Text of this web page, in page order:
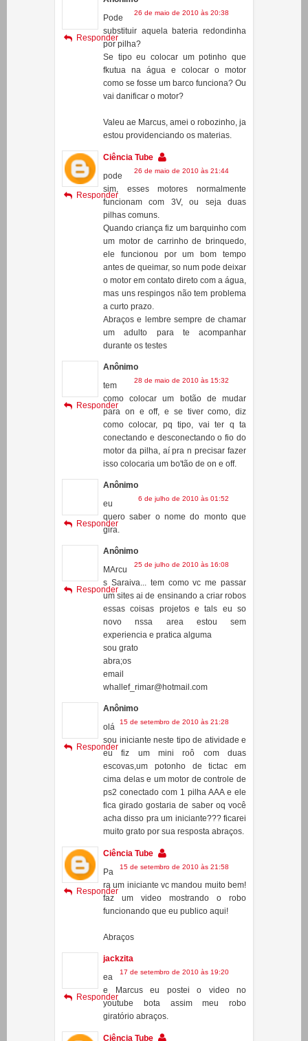
vibrador dentro do celular ??
Anônimo
26 de maio de 2010 às 20:38
Pode
substituir aquela bateria redondinha
por pilha?
Se tipo eu colocar um potinho que
fkutua na água e colocar o motor
vai danificar o motor?
Valeu ae Marcus, amei o robozinho, ja
estou providenciando os materias.
Responder
Ciência Tube
26 de maio de 2010 às 21:44
pode
sim, esses motores normalmente
funcionam com 3V, ou seja duas
pilhas comuns.
Quando criança fiz um barquinho com
um motor de carrinho de brinquedo,
ele funcionou por um bom tempo
antes de queimar, so num pode deixar
o motor em contato direto com a água,
mas uns respingos não tem problema
a curto prazo.
Abraços e lembre sempre de chamar
um adulto para te acompanhar
durante os testes
Responder
Anônimo
28 de maio de 2010 às 15:32
tem
como colocar um botão de mudar
para on e off, e se tiver como, diz
como colocar, pq tipo, vai ter q ta
conectando e desconectando o fio do
motor da pilha, aí pra n precisar fazer
isso colocaria um bo'tão de on e off.
Responder
Anônimo
eu
quero saber o nome do monto que
Responder
Anônimo
25 de julho de 2010 às 16:08
MArcu
s Saraiva... tem como vc me passar
um sites ai de ensinando a criar robos
essas coisas projetos e tals eu so
novo nssa area estou sem
experiencia e pratica alguma
sou grato
abra;os
email
whallef_rimar@hotmail.com
Responder
Anônimo
15 de setembro de 2010 às 21:28
olá
sou iniciante neste tipo de atividade e
eu fiz um mini roô com duas
escovas,um potonho de tictac em
cima delas e um motor de controle de
ps2 conectado com 1 pilha AAA e ele
fica girado gostaria de saber oq você
acha disso pra um iniciante??? ficarei
muito grato por sua resposta abraços.
Responder
Ciência Tube
15 de setembro de 2010 às 21:58
Pa
ra um iniciante vc mandou muito bem!
funcionando que eu publico aqui!
Abraços
jackzita
17 de setembro de 2010 às 19:20
ea
e Marcus eu postei o video no
youtube bota assim meu robo